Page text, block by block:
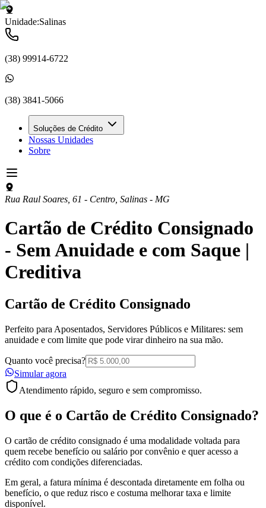
Unidade:Salinas
(38) 99914-6722
(38) 3841-5066
Soluções de Crédito
Nossas Unidades
Sobre
Rua Raul Soares, 61 - Centro Salinas - MG
Cartão de Crédito Consignado
- Sem Anuidade e com Saque |
Creditiva
Cartão de Crédito Consignado
Perfeito para Aposentados, Servidores Públicos e Militares: sem
anuidade e com limite que pode virar dinheiro na sua mão.
Quanto você precisa?
Simular agora
Atendimento rápido, seguro e sem compromisso.
O que é o Cartão de Crédito Consignado?
O cartão de crédito consignado é uma modalidade voltada para
quem recebe benefício ou salário por convênio e quer acesso a
crédito com condições diferenciadas.
Em geral, a fatura mínima é descontada diretamente em folha ou
benefício, o que reduz risco e costuma melhorar taxa e limite
disponível.